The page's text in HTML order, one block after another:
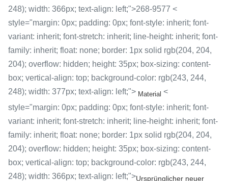
248); width: 366px; text-align: left;">268-9577 <
style="margin: 0px; padding: 0px; font-style: inherit; font-
variant: inherit; font-stretch: inherit; line-height: inherit; font-
family: inherit; float: none; border: 1px solid rgb(204, 204,
204); overflow: hidden; height: 35px; box-sizing: content-
box; vertical-align: top; background-color: rgb(243, 244,
248); width: 377px; text-align: left;"> Material <
style="margin: 0px; padding: 0px; font-style: inherit; font-
variant: inherit; font-stretch: inherit; line-height: inherit; font-
family: inherit; float: none; border: 1px solid rgb(204, 204,
204); overflow: hidden; height: 35px; box-sizing: content-
box; vertical-align: top; background-color: rgb(243, 244,
248); width: 366px; text-align: left;">Ursprünglicher neuer